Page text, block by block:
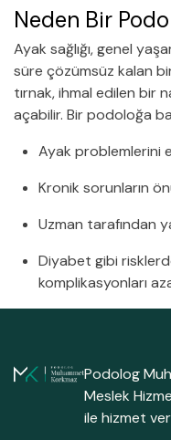
Neden Bir
Ayak sağlığı, genel
süre çözümsüz kalan
tırnak, ihmal edilen bir
açabilir. Bir podoloğa
Ayak problemlerini
Kronik sorunların
Uzman tarafından
Diyabet gibi
komplikasyonları
Podolog
Meslek
ile hizmet